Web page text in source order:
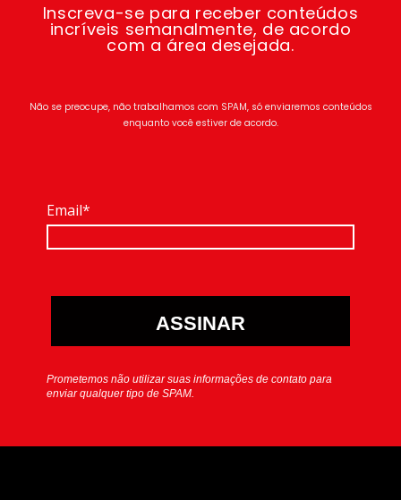
Inscreva-se para receber conteúdos
incríveis semanalmente, de acordo
com a área desejada.
Não se preocupe, não trabalhamos com SPAM, só enviaremos conteúdos
enquanto você estiver de acordo.
Email*
ASSINAR
Prometemos não utilizar suas informações de contato para
enviar qualquer tipo de SPAM.